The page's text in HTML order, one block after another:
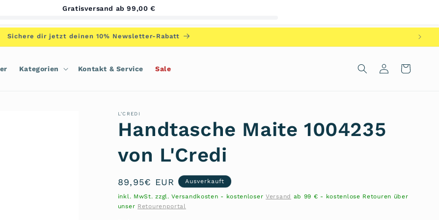
Sichere dir jetzt deinen 10% Newsletter-Rabatt
Kategorien Kontakt & Service Sale EinloggenWarenkorb
L'CREDI
Handtasche Maite 1004235
von L'Credi
Normaler
Preis
89,95€ EUR Ausverkauft
inkl. MwSt. zzgl. Versandkosten - kostenloser Versand ab 99 € - kostenlose Retouren über
unser Retourenportal
Gratisversand ab 99,00 €